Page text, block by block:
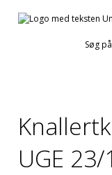
Søg
UGE